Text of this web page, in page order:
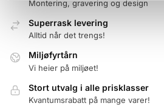
Montering, gravering og design
Superrask levering
Alltid når det trengs!
Miljøfyrtårn
Vi heier på miljøet!
Stort utvalg i alle prisklasser
Kvantumsrabatt på mange varer!